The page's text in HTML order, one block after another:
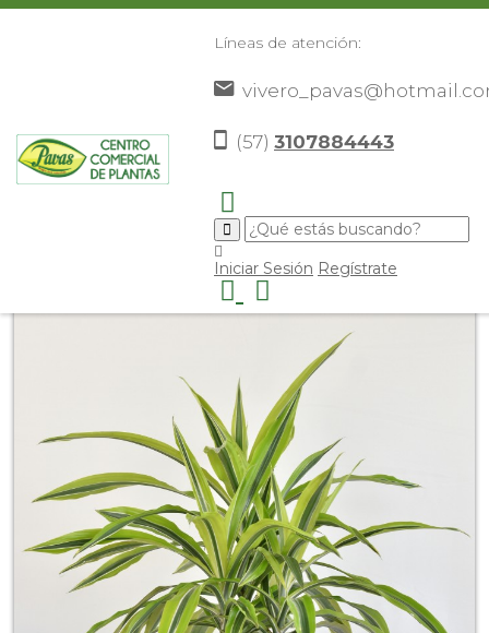
Líneas de atención:
(57) 3107884443
Iniciar Sesión Regístrate
Plantas> Plantas De Interior>